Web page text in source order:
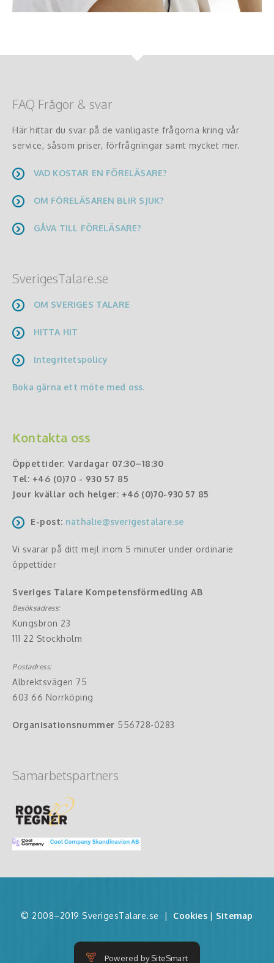
FAQ Frågor & svar
Här hittar du svar på de vanligaste frågorna kring vår
service, såsom priser, förfrågningar samt mycket mer.
VAD KOSTAR EN FÖRELÄSARE?
OM FÖRELÄSAREN BLIR SJUK?
GÅVA TILL FÖRELÄSARE?
SverigesTalare.se
OM SVERIGES TALARE
HITTA HIT
Integritetspolicy
Boka gärna ett möte med oss.
Kontakta oss
Öppettider: Vardagar 07:30–18:30
Tel: +46 (0)70 - 930 57 85
Jour kvällar och helger: +46 (0)70-930 57 85
E-post: nathalie@sverigestalare.se
Vi svarar på ditt mejl inom 5 minuter under ordinarie
öppettider
Sveriges Talare Kompetensförmedling AB
Besöksadress:
Kungsbron 23
111 22 Stockholm
Postadress:
Albrektsvägen 75
603 66 Norrköping
Organisationsnummer 556728-0283
Samarbetspartners
© 2008–2019 SverigesTalare.se | Cookies | Sitemap
Powered by SiteSmart